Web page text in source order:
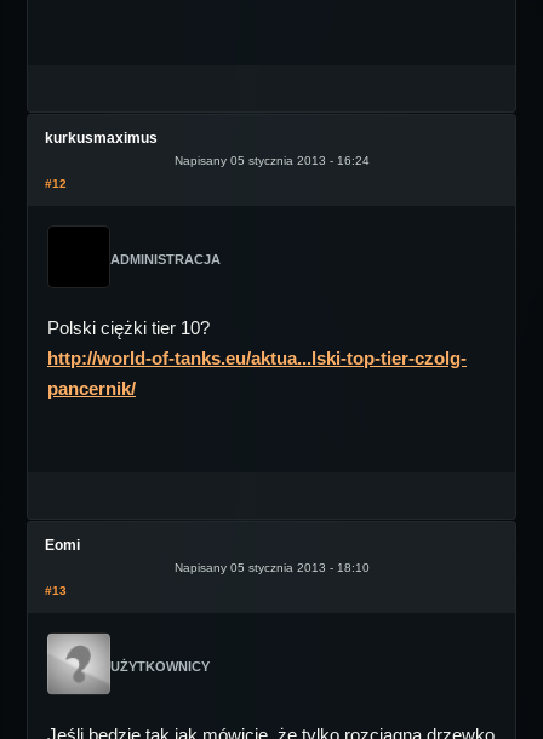
kurkusmaximus
Napisany 05 stycznia 2013 - 16:24
#12
ADMINISTRACJA
Polski ciężki tier 10?
http://world-of-tanks.eu/aktua...lski-top-tier-czolg-
pancernik/
Eomi
Napisany 05 stycznia 2013 - 18:10
#13
UŻYTKOWNICY
Jeśli będzie tak jak mówicie, że tylko rozciągną drzewko